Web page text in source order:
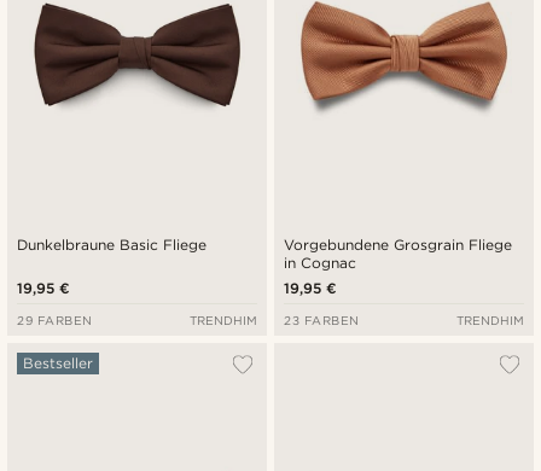
Dunkelbraune Basic Fliege
19,95 €
29 FARBEN TRENDHIM
Vorgebundene Grosgrain Fliege
in Cognac
19,95 €
23 FARBEN TRENDHIM
Bestseller